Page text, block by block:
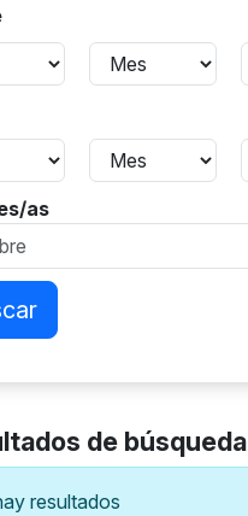
as
de búsqueda
resultados